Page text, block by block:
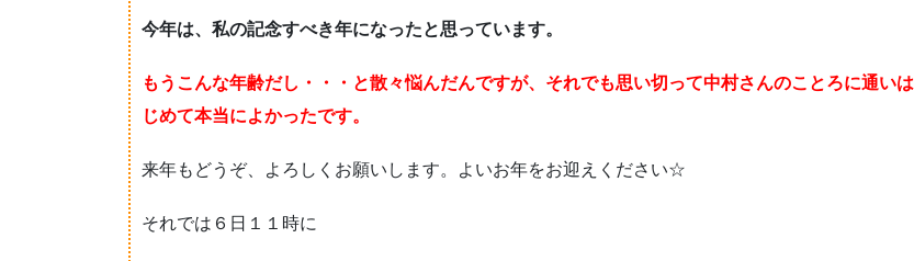
今年は、私の記念すべき年になったと思っています。
もうこんな年齢だし・・・と散々悩んだんですが、それでも思い切って中村さんのことろに通いは
じめて本当によかったです。
来年もどうぞ、よろしくお願いします。よいお年をお迎えください☆
それでは６日１１時に